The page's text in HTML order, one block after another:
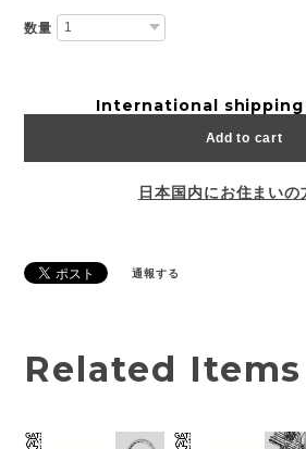
数量
International shipping
Add to cart
日本国内にお住まいの
通報する
Related Items